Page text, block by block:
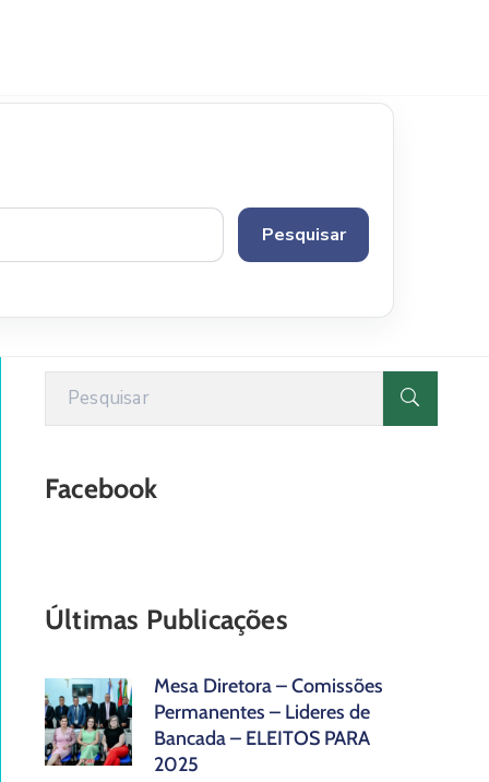
Pesquisar
Facebook
Últimas Publicações
Mesa Diretora – Comissões
Permanentes – Lideres de
Bancada – ELEITOS PARA
2025